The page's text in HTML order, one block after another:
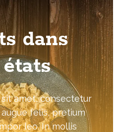
dans
amet, consectetur
felis, pretium
leo. In mollis